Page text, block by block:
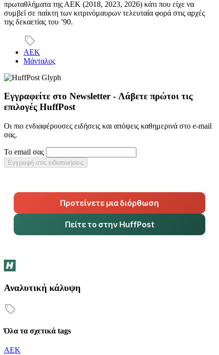
πρωταθλήματα της ΑΕΚ (2018, 2023, 2026) κάτι που είχε να
συμβεί σε παίκτη των κιτρινόμαυρων τελευταία φορά στις αρχές
της δεκαετίας του ’90.
ΑΕΚ
Μάνταλος
Εγγραφείτε στο Newsletter - Λάβετε πρώτοι τις
επιλογές HuffPost
Οι πιο ενδιαφέρουσες ειδήσεις και απόψεις καθημερινά στο e-mail
σας.
Το email σας
Εγγραφή στις ειδοποιήσεις
Προτείνετε μια διόρθωση
Πείτε το στην HuffPost
Αναλυτική κάλυψη
Όλα τα σχετικά tags
ΑΕΚ